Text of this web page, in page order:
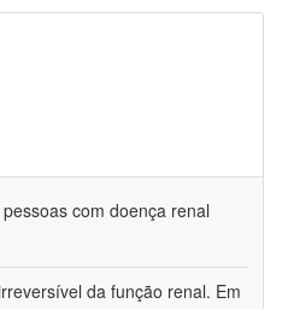
com doença renal
da função renal. Em